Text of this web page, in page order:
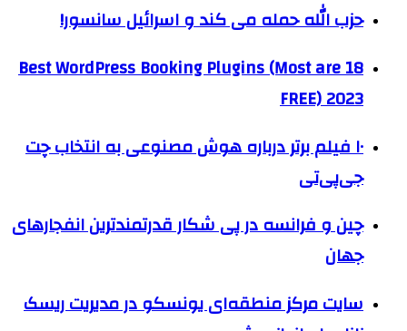
حزب الله حمله می کند و اسرائیل سانسور!
18 Best WordPress Booking Plugins (Most are
FREE) 2023
۱۰ فیلم برتر درباره هوش مصنوعی به انتخاب چت
جی‌پی‌تی
چین و فرانسه در پی شکار قدرتمندترین انفجارهای
جهان
سایت مرکز منطقه‌ای یونسکو در مدیریت ریسک